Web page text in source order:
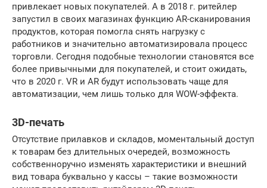
привлекает новых покупателей. А в 2018 г. ритейлер
запустил в своих магазинах функцию AR-сканирования
продуктов, которая помогла снять нагрузку с
работников и значительно автоматизировала процесс
торговли. Сегодня подобные технологии становятся все
более привычными для покупателей, и стоит ожидать,
что в 2020 г. VR и AR будут использовать чаще для
автоматизации, чем лишь только для WOW-эффекта.
3D-печать
Отсутствие прилавков и складов, моментальный доступ
к товарам без длительных очередей, возможность
собственноручно изменять характеристики и внешний
вид товара буквально у кассы – такие возможности